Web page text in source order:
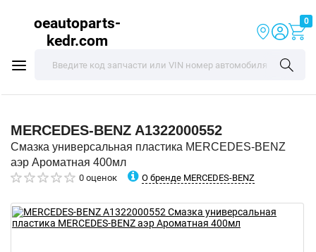
oeautoparts-
kedr.com
0
MERCEDES-BENZ A1322000552
Смазка универсальная пластика MERCEDES-BENZ
аэр Ароматная 400мл
0 оценок О бренде MERCEDES-BENZ